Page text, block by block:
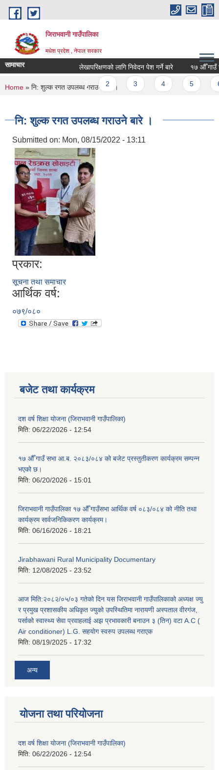
Skip to main content
जिराभवानी गाउँपालिका
मधेश प्रदेश , नेपाल सरकार
सामाचार लेखापरिक्षणको लागि निवेदन पेश गर्ने बारे १७ औँ गाउँ
Pages
1 2
You are here
Home » नि: शुल्क रगत उपलब्ध गराउने बारे ।
नि: शुल्क रगत उपलब्ध गराउने बारे ।
Submitted on: Mon, 08/15/2022 - 13:11
प्रकार:
सूचना तथा समाचार
आर्थिक वर्ष:
०७९/०८०
बजेट तथा कार्यक्रम
दश वर्ष शिक्षा योजना (जिराभवानी गाउँपालिका)
मिति: 06/22/2026 - 12:54
१७ औँ गाउँ सभा आ.ब. २०८३/०८४ को बजेट प्रस्तुतीकरण कार्यक्रम सम्पन्न
भएको छ।
मिति: 06/20/2026 - 15:01
जिराभवानी गाउँपालिका १७ औँ गाउँसभा आर्थिक वर्ष ०८३/०८४ को नीति तथा
कार्यक्रम सार्वजनिकिकरण कार्यक्रम।
मिति: 06/16/2026 - 18:21
Jirabhawani Rural Municipality Documentary
मिति: 12/08/2025 - 23:52
आज मिति:२०८२/०५/०३ गतेको दिन यस जिराभवानी गाउँपालिकाको अध्यक्ष ज्यु
र प्रमुख प्रशासकीय अधिकृत ज्युको उपस्थितिमा नारायणी अस्पताल वीरगंज,
पर्साको स्वास्थ्य सेवा प्रवाहलाई अझ प्रभावकारी बनाउन ३ (तिन) वटा A.C (
Air conditioner) L.G. सहयाेग स्वरुप उपलब्ध गराएक
मिति: 08/19/2025 - 17:32
अन्य
योजना तथा परियोजना
दश वर्ष शिक्षा योजना (जिराभवानी गाउँपालिका)
मिति: 06/22/2026 - 12:54